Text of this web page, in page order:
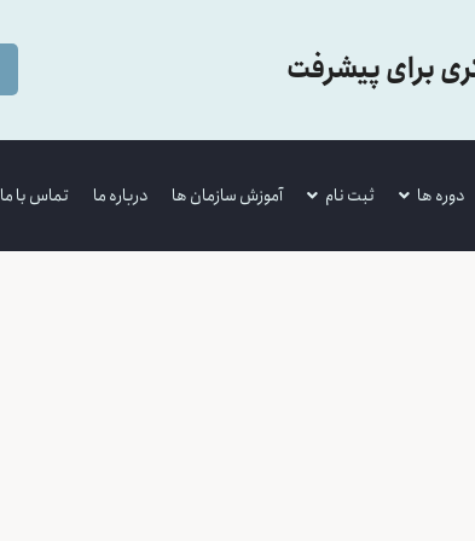
برای پیشرفت
دوره ها ثبت نام آموزش سازمان ها درباره ما تماس با ما